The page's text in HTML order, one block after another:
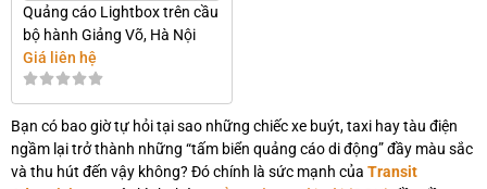
Quảng cáo Lightbox trên cầu
bộ hành Giảng Võ, Hà Nội
Giá liên hệ
Bạn có bao giờ tự hỏi tại sao những chiếc xe buýt, taxi hay tàu điện
ngầm lại trở thành những “tấm biển quảng cáo di động” đầy màu sắc
và thu hút đến vậy không? Đó chính là sức mạnh của Transit